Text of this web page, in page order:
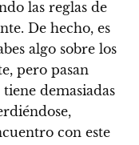
las reglas de
De hecho, es
algo sobre los
pero pasan
demasiadas
con este